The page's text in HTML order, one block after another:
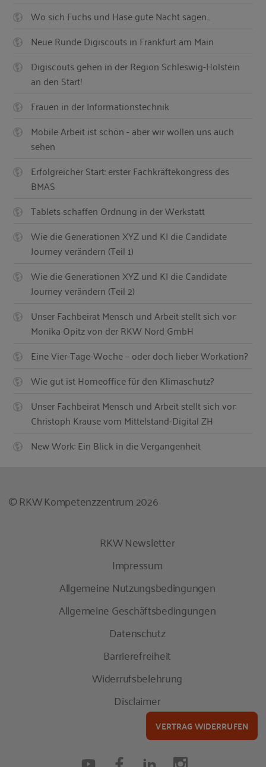
Wo sich Fuchs und Hase gute Nacht sagen...
Neue Runde Digiscouts in Frankfurt am Main
Digiscouts gehen in der Region Schleswig-Holstein
an den Start!
Frauen in der Informationstechnik
Mobile Arbeit ist schön - aber wir wollen uns auch
sehen
Erfolgreicher Start: erster Fachkräftekongress des
BMAS
Tablets schaffen Ordnung in der Werkstatt
Wie die Generationen XYZ und KI die Candidate
Journey verändern (Teil 1)
Wie die Generationen XYZ und KI die Candidate
Journey verändern (Teil 2)
Unser Fachbeirat Mensch und Arbeit stellt sich vor:
Monika Opitz von der RKW Nord GmbH
Eine Vier-Tage-Woche – oder doch lieber Workation?
Wie gut ist Homeoffice für den Klimaschutz?
Unser Fachbeirat Mensch und Arbeit stellt sich vor:
Christoph Krause vom Mittelstand-Digital ZH
New Work: Ein Blick in die Vergangenheit
© RKW Kompetenzzentrum 2026
RKW Newsletter
Impressum
Allgemeine Nutzungsbedingungen
Allgemeine Geschäftsbedingungen
Datenschutz
Barrierefreiheit
Widerrufsbelehrung
Disclaimer
VERTRAG WIDERRUFEN